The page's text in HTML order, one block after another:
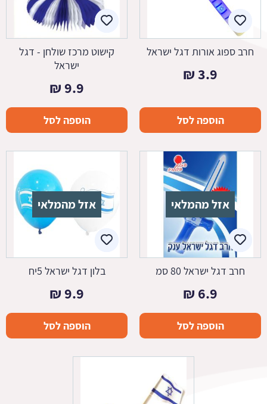
חרב ספוג אורות דגל ישראל
3.9
₪
הוספה לסל
קישוט מרכז שולחן - דגל
ישראל
9.9
₪
הוספה לסל
אזל מהמלאי
חרב דגל ישראל 80 סמ
6.9
₪
הוספה לסל
אזל מהמלאי
בלון דגל ישראל 5יח
9.9
₪
הוספה לסל